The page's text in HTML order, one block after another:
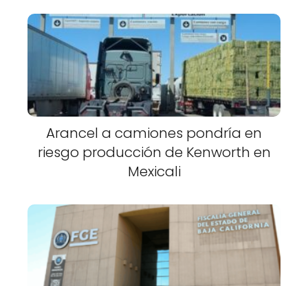
Arancel a camiones pondría en
riesgo producción de Kenworth en
Mexicali